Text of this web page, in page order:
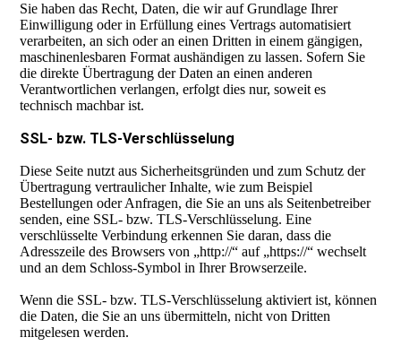
Sie haben das Recht, Daten, die wir auf Grundlage Ihrer
Einwilligung oder in Erfüllung eines Vertrags automatisiert
verarbeiten, an sich oder an einen Dritten in einem gängigen,
maschinenlesbaren Format aushändigen zu lassen. Sofern Sie
die direkte Übertragung der Daten an einen anderen
Verantwortlichen verlangen, erfolgt dies nur, soweit es
technisch machbar ist.
SSL- bzw. TLS-Verschlüsselung
Diese Seite nutzt aus Sicherheitsgründen und zum Schutz der
Übertragung vertraulicher Inhalte, wie zum Beispiel
Bestellungen oder Anfragen, die Sie an uns als Seitenbetreiber
senden, eine SSL- bzw. TLS-Verschlüsselung. Eine
verschlüsselte Verbindung erkennen Sie daran, dass die
Adresszeile des Browsers von „http://“ auf „https://“ wechselt
und an dem Schloss-Symbol in Ihrer Browserzeile.
Wenn die SSL- bzw. TLS-Verschlüsselung aktiviert ist, können
die Daten, die Sie an uns übermitteln, nicht von Dritten
mitgelesen werden.